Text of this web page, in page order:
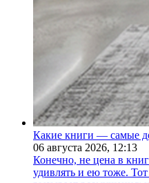
Какие книги — самые
06 августа 2026, 12:13
Конечно, не цена в
удивлять и ею тоже.